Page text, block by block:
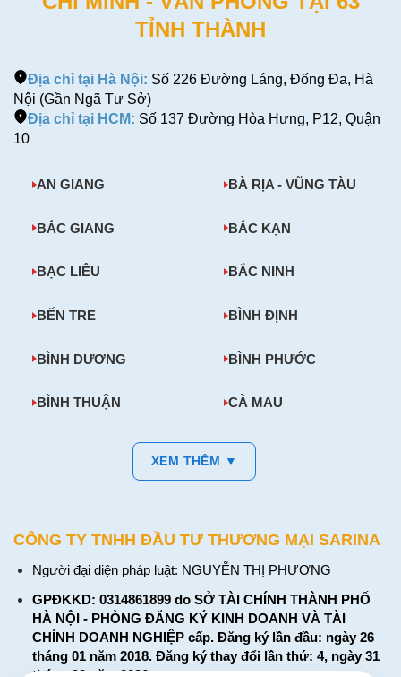
TỈNH THÀNH
Địa chỉ tại Hà Nội: Số 226 Đường Láng, Đống Đa, Hà
Nội (Gần Ngã Tư Sở)
Địa chỉ tại HCM: Số 137 Đường Hòa Hưng, P12, Quận
10
AN GIANG BÀ RỊA - VŨNG TÀU
BẮC GIANG BẮC KẠN
BẠC LIÊU BẮC NINH
BẾN TRE BÌNH ĐỊNH
BÌNH DƯƠNG BÌNH PHƯỚC
BÌNH THUẬN CÀ MAU
XEM THÊM ▼
CÔNG TY TNHH ĐẦU TƯ THƯƠNG MẠI SARINA
Người đại diện pháp luật: NGUYỄN THỊ PHƯƠNG
GPĐKKD: 0314861899 do SỞ TÀI CHÍNH THÀNH PHỐ
HÀ NỘI - PHÒNG ĐĂNG KÝ KINH DOANH VÀ TÀI
CHÍNH DOANH NGHIỆP cấp. Đăng ký lần đầu: ngày 26
tháng 01 năm 2018. Đăng ký thay đổi lần thứ: 4, ngày 31